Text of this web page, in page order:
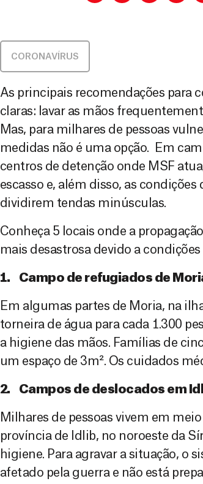
CORONAVÍRUS
As principais recomendações para
claras: lavar as mãos
Mas, para milhares de pessoas
medidas não é uma opção. Em
centros de detenção onde MSF
escasso e, além disso, as
dividirem tendas minúsculas.
Conheça 5 locais onde a
mais desastrosa devido a
1. Campo de refugiados de
Em algumas partes de Moria, na
torneira de água para cada 1.300
a higiene das mãos. Famílias de
um espaço de 3m². Os cuidados
2. Campos de deslocados em
Milhares de pessoas vivem em
província de Idlib, no noroeste da
higiene. Para agravar a situação, o
afetado pela guerra e não está